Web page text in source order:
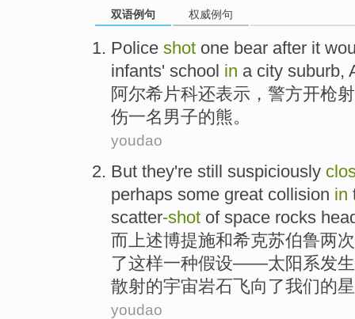
双语例句 权威例句
Police shot one bear after it
infants' school in a city suburb,
阿尔希片科还表示 ， 警方开枪
伤一名男子的熊。
youdao
But they're still suspiciously
perhaps some great collision in
scatter-shot of space rocks
而 上述博提施和希克苏伯鲁两次
了这样一种假设——太阳系发
散射的宇宙岩石飞向了我们的
youdao